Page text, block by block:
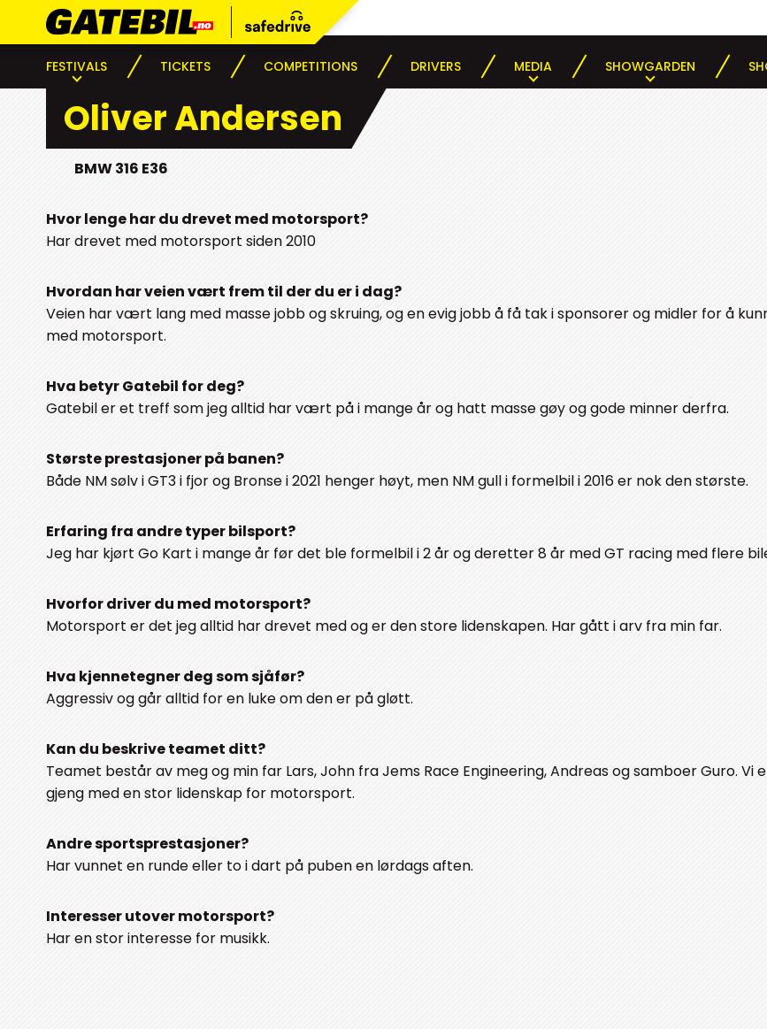
FESTIVALS TICKETS COMPETITIONS DRIVERS MEDIA SHOWGARDEN
Oliver Andersen
BMW 316 E36
Hvor lenge har du drevet med motorsport?
Har drevet med motorsport siden 2010
Hvordan har veien vært frem til der du er i dag?
Veien har vært lang med masse jobb og skruing, og en evig jobb å få tak i sponsorer og midler for å
med motorsport.
Hva betyr Gatebil for deg?
Gatebil er et treff som jeg alltid har vært på i mange år og hatt masse gøy og gode minner derfra.
Største prestasjoner på banen?
Både NM sølv i GT3 i fjor og Bronse i 2021 henger høyt, men NM gull i formelbil i 2016 er nok den største.
Erfaring fra andre typer bilsport?
Jeg har kjørt Go Kart i mange år før det ble formelbil i 2 år og deretter 8 år med GT racing med flere
Hvorfor driver du med motorsport?
Motorsport er det jeg alltid har drevet med og er den store lidenskapen. Har gått i arv fra min far.
Hva kjennetegner deg som sjåfør?
Aggressiv og går alltid for en luke om den er på gløtt.
Kan du beskrive teamet ditt?
Teamet består av meg og min far Lars, John fra Jems Race Engineering, Andreas og samboer Guro. Vi
gjeng med en stor lidenskap for motorsport.
Andre sportsprestasjoner?
Har vunnet en runde eller to i dart på puben en lørdags aften.
Interesser utover motorsport?
Har en stor interesse for musikk.